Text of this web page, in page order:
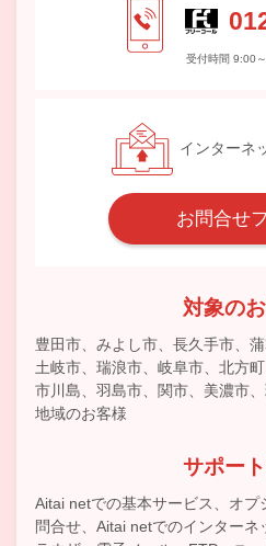
受付時間 9:00
インターネ
お問合せ
対象の
豊田市、みよし市、長久手市、
土岐市、瑞浪市、岐阜市、北方
市川島、羽島市、関市、美濃市
地域のお客様
サポー
Aitai netでの基本サービス、オプ
問合せ、Aitai netでのインター